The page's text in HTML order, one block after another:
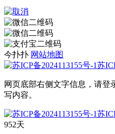
今扑扑 网站地图
苏
网页底部右侧文字信息，请登
写内容。
苏
952天